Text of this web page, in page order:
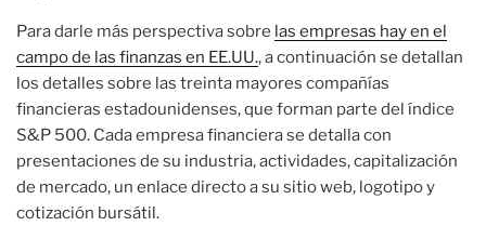
Para darle más perspectiva sobre las empresas hay en el
campo de las finanzas en EE.UU., a continuación se detallan
los detalles sobre las treinta mayores compañías
financieras estadounidenses, que forman parte del índice
S&P 500. Cada empresa financiera se detalla con
presentaciones de su industria, actividades, capitalización
de mercado, un enlace directo a su sitio web, logotipo y
cotización bursátil.